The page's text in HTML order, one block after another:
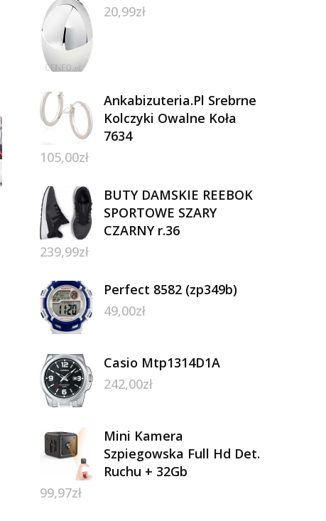
20,99zł
Ankabizuteria.Pl Srebrne
Kolczyki Owalne Koła
7634
105,00zł
BUTY DAMSKIE REEBOK
SPORTOWE SZARY
CZARNY r.36
239,99zł
Perfect 8582 (zp349b)
49,00zł
Casio Mtp1314D1A
242,00zł
Mini Kamera
Szpiegowska Full Hd Det.
Ruchu + 32Gb
99,97zł